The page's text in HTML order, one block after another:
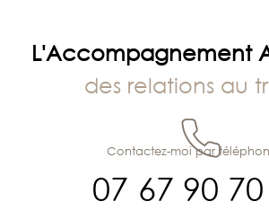
L'Accompagnement
des relations au
07 67 90 70
Contactez-moi par